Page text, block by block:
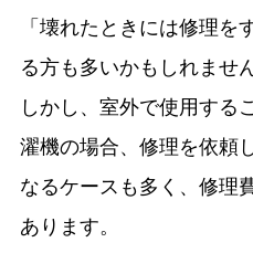
「壊れたときには修理を
る方も多いかもしれません
しかし、室外で使用する
濯機の場合、修理を依頼
なるケースも多く、修理
あります。